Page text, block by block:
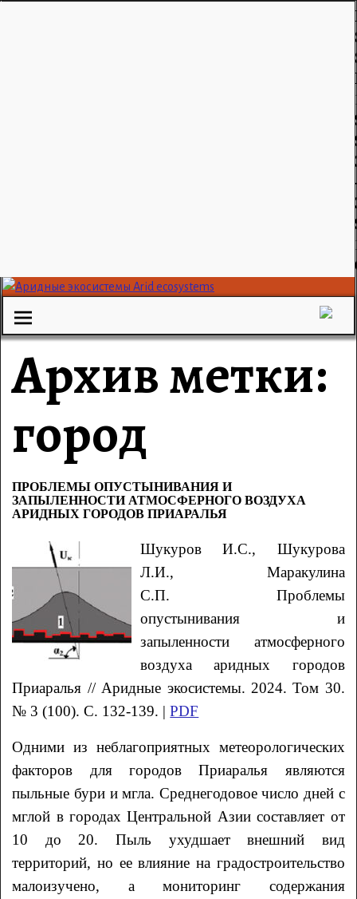
Архив метки:
город
ПРОБЛЕМЫ ОПУСТЫНИВАНИЯ И
ЗАПЫЛЕННОСТИ АТМОСФЕРНОГО ВОЗДУХА
АРИДНЫХ ГОРОДОВ ПРИАРАЛЬЯ
ШукуровИ.С., Шукурова
Л.И., Маракулина
С.П. Проблемы
опустынивания и
запыленности атмосферного
воздухааридных городов
Приаралья // Аридные экосистемы. 2024. Том 30.
№ 3 (100). С. 132-139. |PDF
Одними из неблагоприятных метеорологических
факторов для городов Приаралья являются
пыльные бури и мгла. Среднегодовое число дней с
мглой в городах Центральной Азии составляет от
10 до 20. Пыль ухудшает внешний вид
территорий, но ее влияние на градостроительство
малоизучено, а мониторинг содержания